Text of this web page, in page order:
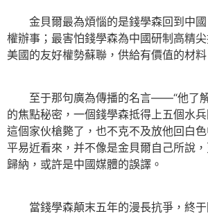
金貝爾最為煩惱的是錢學森回到中國
權辦事；最害怕錢學森為中國研制高精
美國的友好權勢蘇聯，供給有價值的材料
至于那句廣為傳播的名言——“他了解
的焦點秘密，一個錢學森抵得上五個水
這個家伙槍斃了，也不克不及放他回白
平易近看來，并不像是金貝爾自己所說
歸納，或許是中國媒體的誤譯。
當錢學森顛末五年的漫長抗爭，終于